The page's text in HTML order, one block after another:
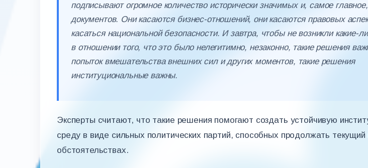
подписывают огромное количество исторически значимых и, самое
документов. Они касаются бизнес-отношений, они касаются правовых
касаться национальной безопасности. И завтра, чтобы не возникли какие-
в отношении того, что это было нелегитимно, незаконно, такие решения
попыток вмешательства внешних сил и других моментов, такие решения
институциональные важны.
Эксперты считают, что такие решения помогают создать устойчивую
среду в виде сильных политических партий, способных продолжать
обстоятельствах.